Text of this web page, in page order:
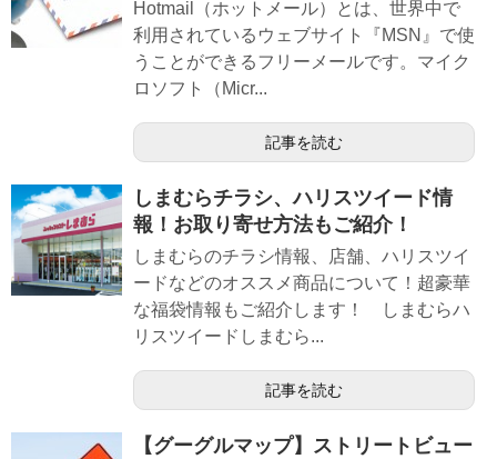
Hotmail（ホットメール）とは、世界中で
利用されているウェブサイト『MSN』で使
うことができるフリーメールです。マイク
ロソフト（Micr...
記事を読む
しまむらチラシ、ハリスツイード情
報！お取り寄せ方法もご紹介！
しまむらのチラシ情報、店舗、ハリスツイ
ードなどのオススメ商品について！超豪華
な福袋情報もご紹介します！ しまむらハ
リスツイードしまむら...
記事を読む
【グーグルマップ】ストリートビュー